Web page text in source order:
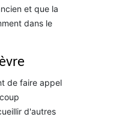
et que la
dans le
de faire appel
d'autres